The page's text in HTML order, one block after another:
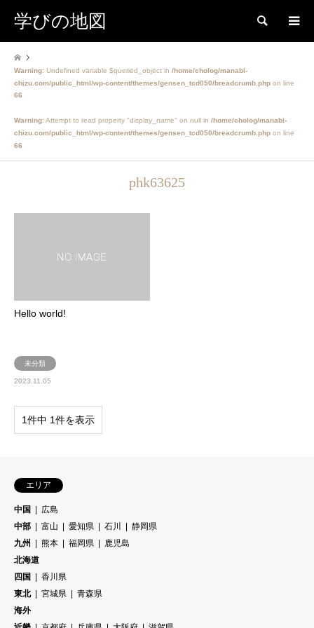
学びの地図 検索
Warning: Undefined variable $queried_object in /home/cholog/manabi-
chizu.com/public_html/wp-content/themes/gensen_tcd050/breadcrumb.php on line
66
Warning: Attempt to read property "display_name" on null in /home/cholog/manabi-
chizu.com/public_html/wp-content/themes/gensen_tcd050/breadcrumb.php on line
66
phk63625
Hello world!
未分類
2023.11.05
1件中 1件を表示
エリア
中国
広島
中部
富山 愛知県 石川
静岡県
九州
熊本 福岡県
鹿児島
北海道
四国
香川県
東北
宮城県
青森県
海外